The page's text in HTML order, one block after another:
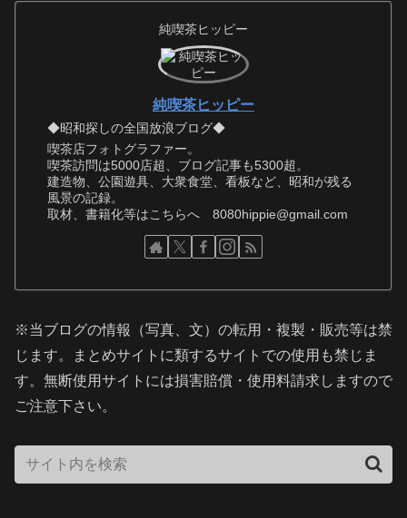
純喫茶ヒッピー
純喫茶ヒッピー
◆昭和探しの全国放浪ブログ◆
喫茶店フォトグラファー。
喫茶訪問は5000店超、ブログ記事も5300超。
建造物、公園遊具、大衆食堂、看板など、昭和が残る
風景の記録。
取材、書籍化等はこちらへ 8080hippie@gmail.com
※当ブログの情報（写真、文）の転用・複製・販売等は禁
じます。まとめサイトに類するサイトでの使用も禁じま
す。無断使用サイトには損害賠償・使用料請求しますので
ご注意下さい。